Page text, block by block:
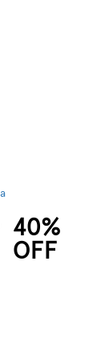
40%
OFF